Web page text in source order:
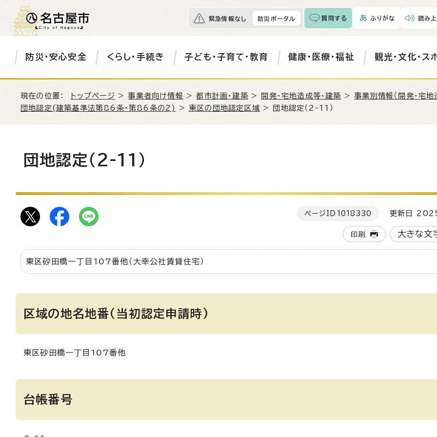
緊急情報なし 防災ポータル 質問する ふりがな 読み
防災・安心安全 くらし・手続き 子ども・子育て・教育 健康・医療・福祉 観光・文化・ス
現在の位置： トップページ >事業者向け情報 >都市計画・建築 > 開発・宅地造成等・建築 >事業別情報（開発・宅地
団地認定(建築基準法第86条・第86条の2)
> 東区の団地認定区域 > 団地認定（2-11）
団地認定（2-11）
ページID 1018330 更新日
印刷 大きな文
東区砂田橋一丁目107番他（大幸公社賃貸住宅）
区域の地名地番(当初認定申請時)
東区砂田橋一丁目107番他
台帳番号